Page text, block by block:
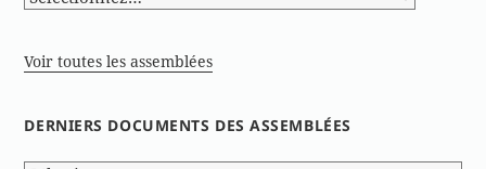
Voir toutes les assemblées
DERNIERS DOCUMENTS DES ASSEMBLÉES